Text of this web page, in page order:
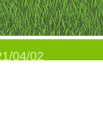
04/02